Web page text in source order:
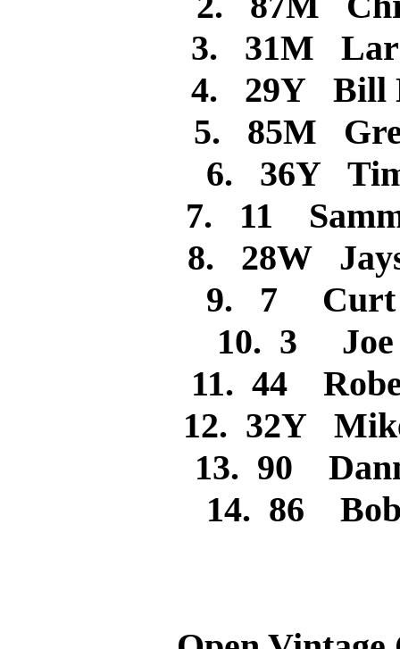
3. 31M
4. 29Y Bill
5. 85M
6. 36Y
7. 11
8. 28W
9. 7
10. 3
11. 44
12. 32Y
13. 90
14. 86